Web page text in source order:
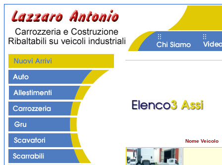
Nome Veicolo